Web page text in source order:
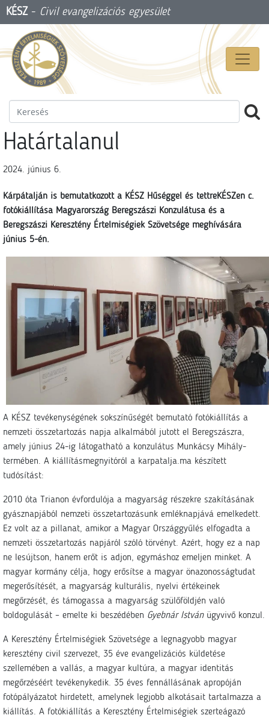
KÉSZ- Civil evangelizációs egyesület
Határtalanul
2024. június 6.
Kárpátalján is bemutatkozott a KÉSZ Hűséggel és tettreKÉSZen c.
fotókiállítása Magyarország Beregszászi Konzulátusa és a
Beregszászi Keresztény Értelmiségiek Szövetsége meghívására
június 5-én.
A KÉSZ tevékenységének sokszínűségét bemutató fotókiállítás a
nemzeti összetartozás napja alkalmából jutott el Beregszászra,
amely június 24-ig látogatható a konzulátus Munkácsy Mihály-
termében. A kiállításmegnyitóról a karpatalja.ma készített
tudósítást:
2010 óta Trianon évfordulója a magyarság részekre szakításának
gyásznapjából nemzeti összetartozásunk emléknapjává emelkedett.
Ez volt az a pillanat, amikor a Magyar Országgyűlés elfogadta a
nemzeti összetartozás napjáról szóló törvényt. Azért, hogy ez a nap
ne lesújtson, hanem erőt is adjon, egymáshoz emeljen minket. A
magyar kormány célja, hogy erősítse a magyar önazonosságtudat
megerősítését, a magyarság kulturális, nyelvi értékeinek
megőrzését, és támogassa a magyarság szülőföldjén való
boldogulását – emelte ki beszédében Gyebnár Istvánügyvivő konzul.
A Keresztény Értelmiségiek Szövetsége a legnagyobb magyar
keresztény civil szervezet, 35 éve evangelizációs küldetése
szellemében a vallás, a magyar kultúra, a magyar identitás
megőrzéséért tevékenykedik. 35 éves fennállásának apropóján
fotópályázatot hirdetett, amelynek legjobb alkotásait tartalmazza a
kiállítás. A fotókiállítás a Keresztény Értelmiségiek szerteágazó